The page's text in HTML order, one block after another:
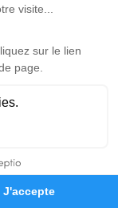
Hommages
est
hommage